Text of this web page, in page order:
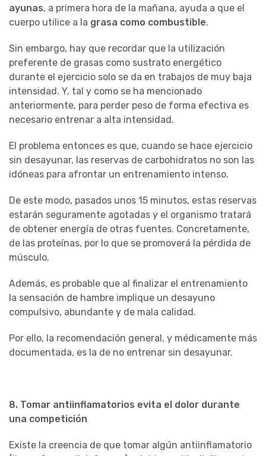
ayunas, a primera hora de la mañana, ayuda a que el
cuerpo utilice a la grasa como combustible.
Sin embargo, hay que recordar que la utilización
preferente de grasas como sustrato energético
durante el ejercicio solo se da en trabajos de muy baja
intensidad. Y, tal y como se ha mencionado
anteriormente, para perder peso de forma efectiva es
necesario entrenar a alta intensidad.
El problema entonces es que, cuando se hace ejercicio
sin desayunar, las reservas de carbohidratos no son las
idóneas para afrontar un entrenamiento intenso.
De este modo, pasados unos 15 minutos, estas reservas
estarán seguramente agotadas y el organismo tratará
de obtener energía de otras fuentes. Concretamente,
de las proteínas, por lo que se promoverá la pérdida de
músculo.
Además, es probable que al finalizar el entrenamiento
la sensación de hambre implique un desayuno
compulsivo, abundante y de mala calidad.
Por ello, la recomendación general, y médicamente más
documentada, es la de no entrenar sin desayunar.
8. Tomar antiinflamatorios evita el dolor durante
una competición
Existe la creencia de que tomar algún antiinflamatorio